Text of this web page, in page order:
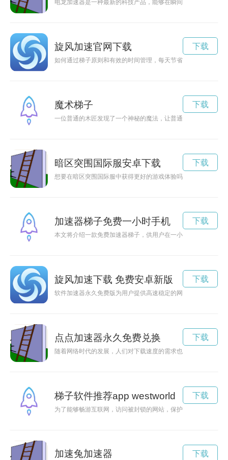
电龙加速器是一种最新的科技产品，能够在瞬间提升设备运行
旋风加速官网下载
如何通过梯子原则和有效的时间管理，每天节省2小时时间，提
下载
魔术梯子
一位普通的木匠发现了一个神秘的魔法，让普通的梯子变得神
下载
暗区突围国际服安卓下载
想要在暗区突围国际服中获得更好的游戏体验吗？现在有一个
下载
加速器梯子免费一小时手机
本文将介绍一款免费加速器梯子，供用户在一小时内畅快地上网
下载
旋风加速下载 免费安卓新版
软件加速器永久免费版为用户提供高速稳定的网络连接，优化
下载
点点加速器永久免费兑换
随着网络时代的发展，人们对下载速度的需求也越来越高，而
下载
梯子软件推荐app westworld
为了能够畅游互联网，访问被封锁的网站，保护个人隐私，梯
下载
加速兔加速器 下载